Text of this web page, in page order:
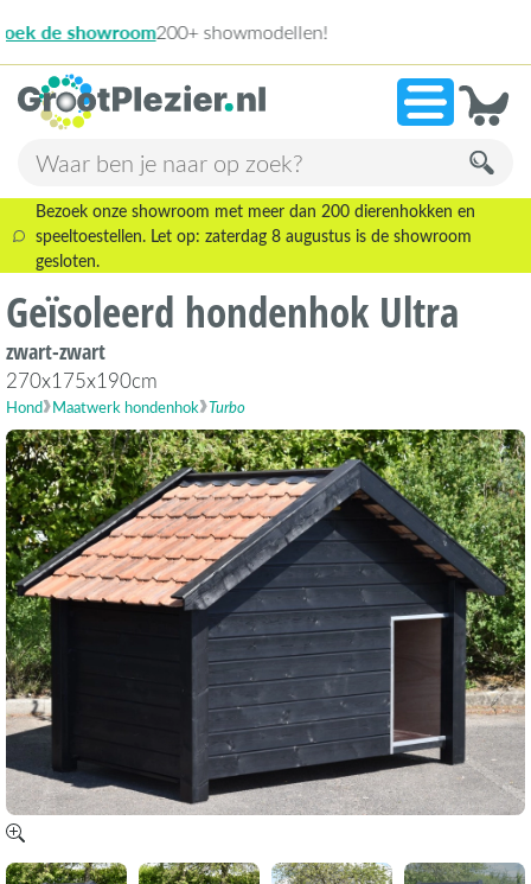
»13.945
Bezoek onze showroom met meer dan 200 dierenhokken en
speeltoestellen. Let op: zaterdag 8 augustus is de showroom
gesloten.
Geïsoleerd hondenhok Ultra
zwart-zwart
270x175x190cm
Hond Maatwerk hondenhok Turbo